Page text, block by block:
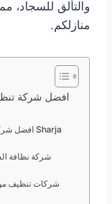
والتألق للسجاد،
منازلكم.